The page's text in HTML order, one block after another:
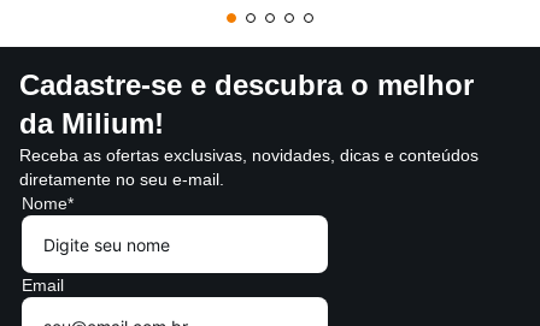
Cadastre-se e descubra o melhor
da Milium!
Receba as ofertas exclusivas, novidades, dicas e conteúdos
diretamente no seu e-mail.
Nome*
Email